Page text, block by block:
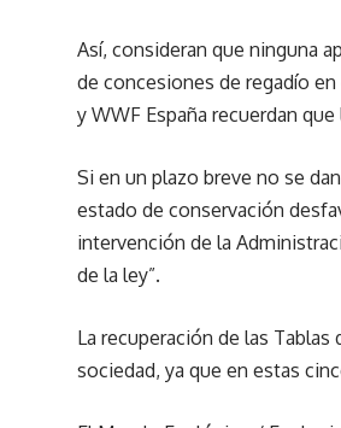
Así, consideran que ninguna
de concesiones de regadío
y WWF España recuerdan
Si en un plazo breve no se
estado de conservación
intervención de la
de la ley”.
La recuperación de las
sociedad, ya que en estas